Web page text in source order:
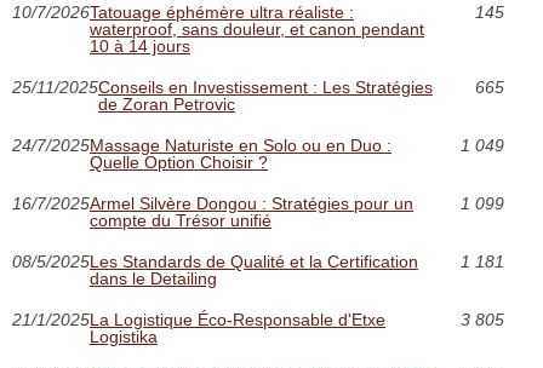
10/7/2026Tatouage éphémère ultra réaliste :
waterproof, sans douleur, et canon pendant
10 à 14 jours
145
25/11/2025Conseils en Investissement : Les Stratégies
de Zoran Petrovic
665
24/7/2025Massage Naturiste en Solo ou en Duo :
Quelle Option Choisir ?
1 049
16/7/2025Armel Silvère Dongou : Stratégies pour un
compte du Trésor unifié
1 099
08/5/2025Les Standards de Qualité et la Certification
dans le Detailing
1 181
21/1/2025La Logistique Éco-Responsable d'Etxe
Logistika
3 805